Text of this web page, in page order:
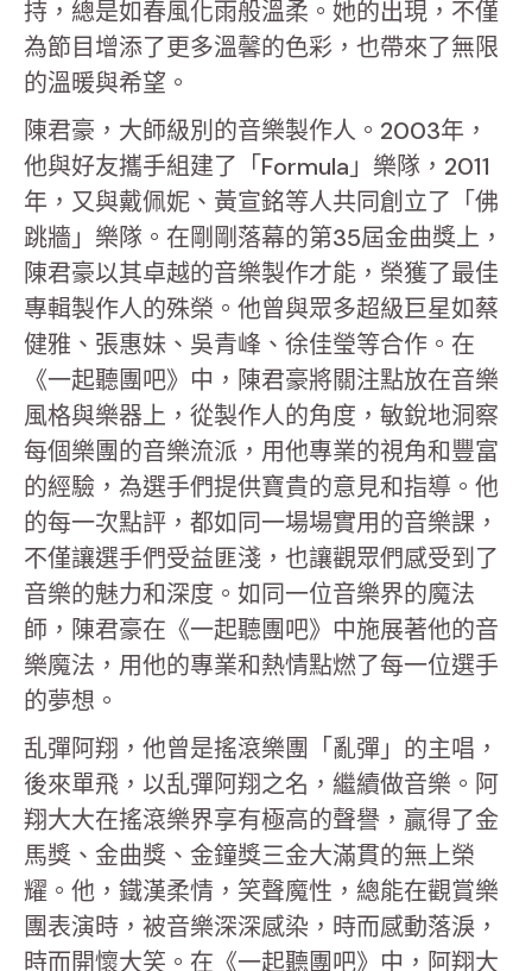
持，總是如春風化雨般溫柔。她的出現，不僅
為節目增添了更多溫馨的色彩，也帶來了無限
的溫暖與希望。
陳君豪，大師級別的音樂製作人。2003年，
他與好友攜手組建了「Formula」樂隊，2011
年，又與戴佩妮、黃宣銘等人共同創立了「佛
跳牆」樂隊。在剛剛落幕的第35屆金曲獎上，
陳君豪以其卓越的音樂製作才能，榮獲了最佳
專輯製作人的殊榮。他曾與眾多超級巨星如蔡
健雅、張惠妹、吳青峰、徐佳瑩等合作。在
《一起聽團吧》中，陳君豪將關注點放在音樂
風格與樂器上，從製作人的角度，敏銳地洞察
每個樂團的音樂流派，用他專業的視角和豐富
的經驗，為選手們提供寶貴的意見和指導。他
的每一次點評，都如同一場場實用的音樂課，
不僅讓選手們受益匪淺，也讓觀眾們感受到了
音樂的魅力和深度。如同一位音樂界的魔法
師，陳君豪在《一起聽團吧》中施展著他的音
樂魔法，用他的專業和熱情點燃了每一位選手
的夢想。
乱彈阿翔，他曾是搖滾樂團「亂彈」的主唱，
後來單飛，以乱彈阿翔之名，繼續做音樂。阿
翔大大在搖滾樂界享有極高的聲譽，贏得了金
馬獎、金曲獎、金鐘獎三金大滿貫的無上榮
耀。他，鐵漢柔情，笑聲魔性，總能在觀賞樂
團表演時，被音樂深深感染，時而感動落淚，
時而開懷大笑。在《一起聽團吧》中，阿翔大